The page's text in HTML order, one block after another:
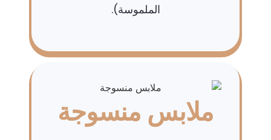
الملموسة).
ملابس منسوجة